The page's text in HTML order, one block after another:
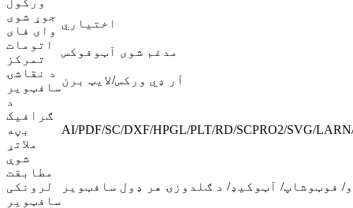
جوړ شوی
وای فای
اختیاري
اتومات
تمرکز
مدغم شوی آټوفوکس
د نقاشۍ
سافټویر
آر ډي ورکس/لایټ برن
د
ګرافیک
بڼه
ملاتړ
شوې
AI/PDF/SC/DXF/HPGL/PLT/RD/SCPRO2/SVG/
مطابقت
لرونکی
سافټویر
فوټوشاپ/ آټوکیډ/ د ګلدوزۍ هر ډول سافټویر